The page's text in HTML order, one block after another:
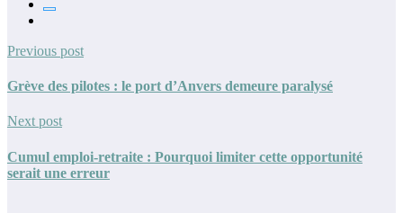
Previous post
Grève des pilotes : le port d’Anvers demeure paralysé
Next post
Cumul emploi-retraite : Pourquoi limiter cette opportunité
serait une erreur